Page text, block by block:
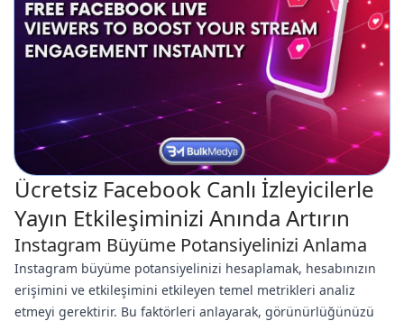
Ücretsiz Facebook Canlı İzleyicilerle
Yayın Etkileşiminizi Anında Artırın
Instagram Büyüme Potansiyelinizi Anlama
Instagram büyüme potansiyelinizi hesaplamak, hesabınızın
erişimini ve etkileşimini etkileyen temel metrikleri analiz
etmeyi gerektirir. Bu faktörleri anlayarak, görünürlüğünüzü